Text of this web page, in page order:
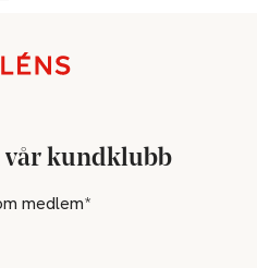
kundklubb
medlem*